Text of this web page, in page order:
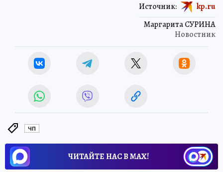
Маргарита СУРИНА
Новостник
Источник: kp.ru
ЧП
ЧИТАЙТЕ НАС В МАХ!